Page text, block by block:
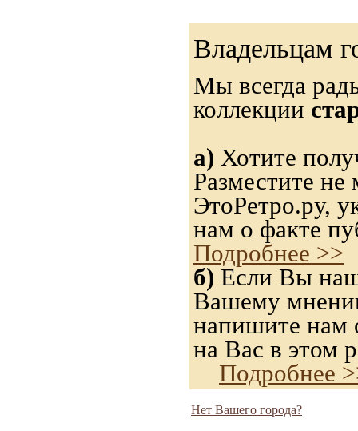
Владельцам
Мы всегда
коллекции
а) Хотите
Разместите
ЭтоРетро.ру,
нам о факте
Подробнее >>
б) Если Вы
Вашему
напишите нам
на Вас в этом
Подробнее
Нет Вашего города?